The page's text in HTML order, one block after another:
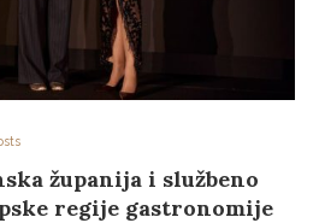
županija i službeno
regije gastronomije